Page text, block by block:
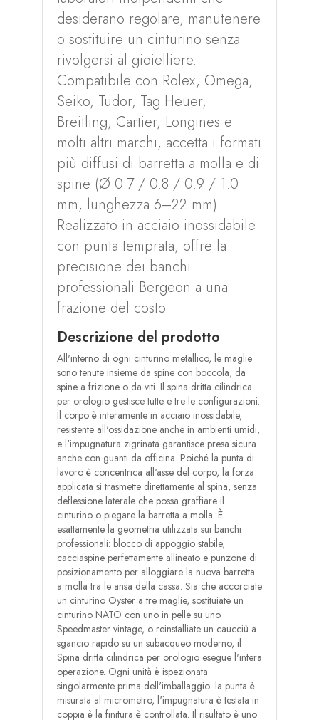
desiderano regolare, manutenere
o sostituire un cinturino senza
rivolgersi al gioielliere.
Compatibile con Rolex, Omega,
Seiko, Tudor, Tag Heuer,
Breitling, Cartier, Longines e
molti altri marchi, accetta i formati
più diffusi di barretta a molla e di
spine (Ø 0.7 / 0.8 / 0.9 / 1.0
mm, lunghezza 6–22 mm).
Realizzato in acciaio inossidabile
con punta temprata, offre la
precisione dei banchi
professionali Bergeon a una
frazione del costo.
Descrizione del prodotto
All'interno di ogni cinturino metallico, le maglie
sono tenute insieme da spine con boccola, da
spine a frizione o da viti. Il spina dritta cilindrica
per orologio gestisce tutte e tre le configurazioni.
Il corpo è interamente in acciaio inossidabile,
resistente all'ossidazione anche in ambienti umidi,
e l'impugnatura zigrinata garantisce presa sicura
anche con guanti da officina. Poiché la punta di
lavoro è concentrica all'asse del corpo, la forza
applicata si trasmette direttamente al spina, senza
deflessione laterale che possa graffiare il
cinturino o piegare la barretta a molla. È
esattamente la geometria utilizzata sui banchi
professionali: blocco di appoggio stabile,
cacciaspine perfettamente allineato e punzone di
posizionamento per alloggiare la nuova barretta
a molla tra le ansa della cassa. Sia che accorciate
un cinturino Oyster a tre maglie, sostituiate un
cinturino NATO con uno in pelle su uno
Speedmaster vintage, o reinstalliate un caucciù a
sgancio rapido su un subacqueo moderno, il
Spina dritta cilindrica per orologio esegue l'intera
operazione. Ogni unità è ispezionata
singolarmente prima dell'imballaggio: la punta è
misurata al micrometro, l'impugnatura è testata in
coppia è la finitura è controllata. Il risultato è uno